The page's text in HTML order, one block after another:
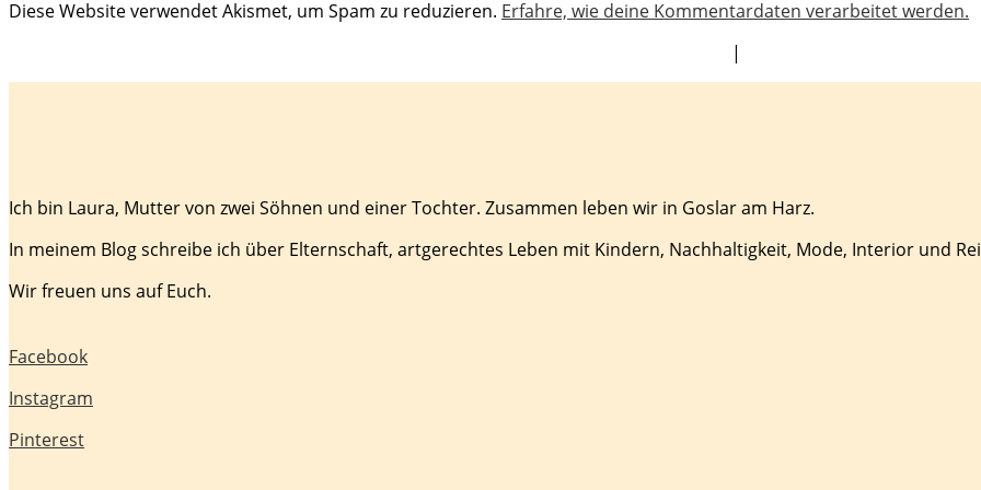
Diese Website verwendet Akismet, um Spam zu reduzieren. Erfahre, wie deine Kommentardaten verarbeitet werden.
|
Ich bin Laura, Mutter von zwei Söhnen und einer Tochter. Zusammen leben wir in Goslar am Harz.
In meinem Blog schreibe ich über Elternschaft, artgerechtes Leben mit Kindern, Nachhaltigkeit, Mode, Interior und
Wir freuen uns auf Euch.
Facebook
Instagram
Pinterest